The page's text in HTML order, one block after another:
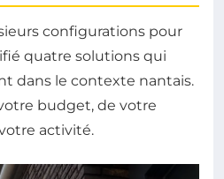
configurations pour
quatre solutions qui
dans le contexte nantais.
budget, de votre
activité.